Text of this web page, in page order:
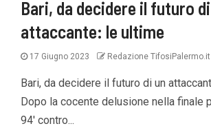
Bari, da decidere il futuro
attaccante: le ultime
17 Giugno 2023 Redazione TifosiPalermo.it
Bari, da decidere il futuro di un
Dopo la cocente delusione nella finale
94' contro...